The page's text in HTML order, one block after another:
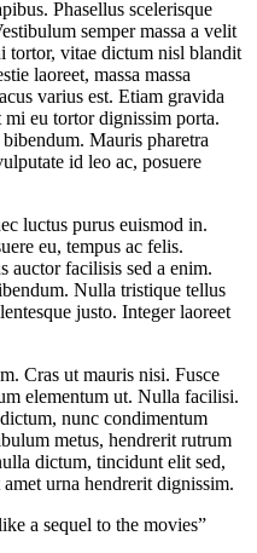
Phasellus scelerisque
semper massa a velit
tortor, vitae dictum nisl blandit
laoreet, massa massa
varius est. Etiam gravida
mi eu tortor dignissim porta.
Mauris pharetra
id leo ac, posuere
luctus purus euismod in.
eu, tempus ac felis.
auctor facilisis sed a enim.
Nulla tristique tellus
justo. Integer laoreet
Cras ut mauris nisi. Fusce
elementum ut. Nulla facilisi.
nunc condimentum
metus, hendrerit rutrum
dictum, tincidunt elit sed,
urna hendrerit dignissim.
a sequel to the movies